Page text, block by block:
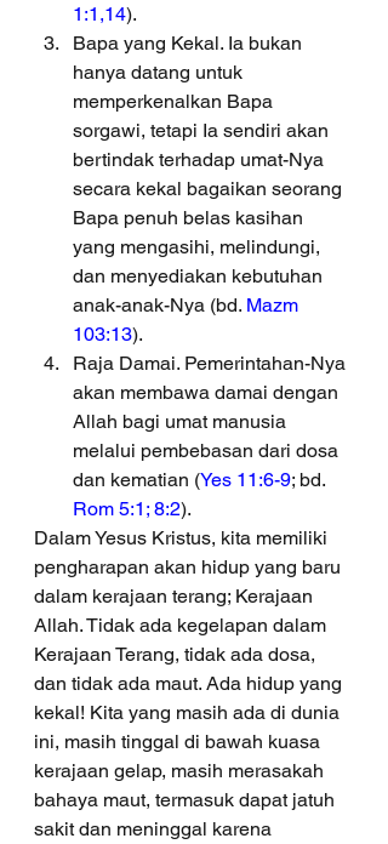
1:1,14).
Bapa yang Kekal. Ia bukan
hanya datang untuk
memperkenalkan Bapa
sorgawi, tetapi Ia sendiri akan
bertindak terhadap umat-Nya
secara kekal bagaikan seorang
Bapa penuh belas kasihan
yang mengasihi, melindungi,
dan menyediakan kebutuhan
anak-anak-Nya (bd. Mazm
103:13).
Raja Damai. Pemerintahan-Nya
akan membawa damai dengan
Allah bagi umat manusia
melalui pembebasan dari dosa
dan kematian (Yes 11:6-9; bd.
Rom 5:1; 8:2).
Dalam Yesus Kristus, kita memiliki
pengharapan akan hidup yang baru
dalam kerajaan terang; Kerajaan
Allah. Tidak ada kegelapan dalam
Kerajaan Terang, tidak ada dosa,
dan tidak ada maut. Ada hidup yang
kekal! Kita yang masih ada di dunia
ini, masih tinggal di bawah kuasa
kerajaan gelap, masih merasakah
bahaya maut, termasuk dapat jatuh
sakit dan meninggal karena